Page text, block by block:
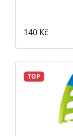
140 Kč
TOP